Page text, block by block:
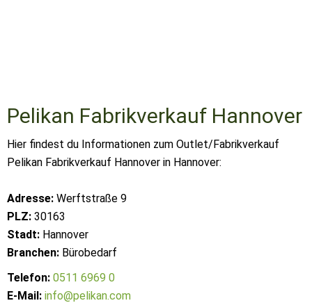
Pelikan Fabrikverkauf Hannover
Hier findest du Informationen zum Outlet/Fabrikverkauf
Pelikan Fabrikverkauf Hannover in Hannover:
Adresse: Werftstraße 9
PLZ: 30163
Stadt: Hannover
Branchen: Bürobedarf
Telefon: 0511 6969 0
E-Mail: info@pelikan.com